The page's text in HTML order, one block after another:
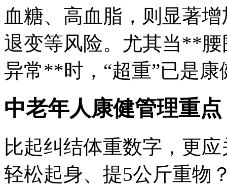
血糖、高血脂，则显著
退变等风险。尤其当**
异常**时，“超重”已是
中老年人康健管理重点
比起纠结体重数字，更
轻松起身、提5公斤重物